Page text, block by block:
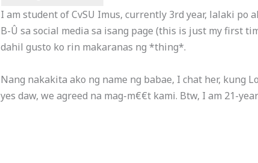
I am student of CvSU Imus, currently 3rd year, lalaki po
B-Û sa social media sa isang page (this is just my first
dahil gusto ko rin makaranas ng *thing*.
Nang nakakita ako ng name ng babae, I chat her, kung
yes daw, we agreed na mag-m€€t kami. Btw, I am 21-